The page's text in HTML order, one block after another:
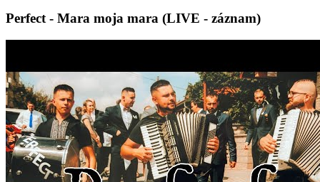
Perfect - Mara moja mara (LIVE - záznam)